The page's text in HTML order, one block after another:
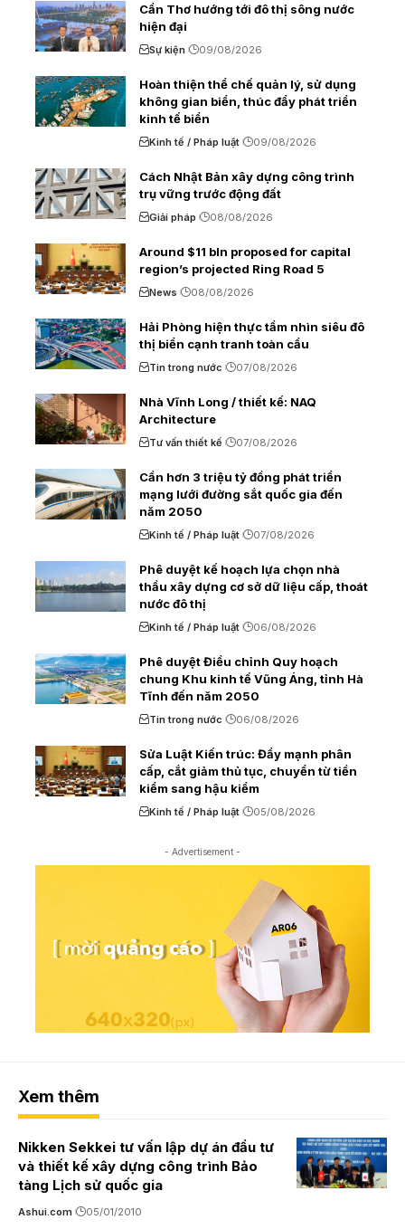
Cần Thơ hướng tới đô thị sông nước
hiện đại
Sự kiện 09/08/2026
Hoàn thiện thể chế quản lý, sử dụng
không gian biển, thúc đẩy phát triển
kinh tế biển
Kinh tế / Pháp luật 09/08/2026
Cách Nhật Bản xây dựng công trình
trụ vững trước động đất
Giải pháp 08/08/2026
Around $11 bln proposed for capital
region’s projected Ring Road 5
News 08/08/2026
Hải Phòng hiện thực tầm nhìn siêu đô
thị biển cạnh tranh toàn cầu
Tin trong nước 07/08/2026
Nhà Vĩnh Long / thiết kế: NAQ
Architecture
Tư vấn thiết kế 07/08/2026
Cần hơn 3 triệu tỷ đồng phát triển
mạng lưới đường sắt quốc gia đến
năm 2050
Kinh tế / Pháp luật 07/08/2026
Phê duyệt kế hoạch lựa chọn nhà
thầu xây dựng cơ sở dữ liệu cấp, thoát
nước đô thị
Kinh tế / Pháp luật 06/08/2026
Phê duyệt Điều chỉnh Quy hoạch
chung Khu kinh tế Vũng Áng, tỉnh Hà
Tĩnh đến năm 2050
Tin trong nước 06/08/2026
Sửa Luật Kiến trúc: Đẩy mạnh phân
cấp, cắt giảm thủ tục, chuyển từ tiền
kiểm sang hậu kiểm
Kinh tế / Pháp luật 05/08/2026
- Advertisement -
Xem thêm
Nikken Sekkei tư vấn lập dự án đầu tư
và thiết kế xây dựng công trình Bảo
tàng Lịch sử quốc gia
Ashui.com 05/01/2010